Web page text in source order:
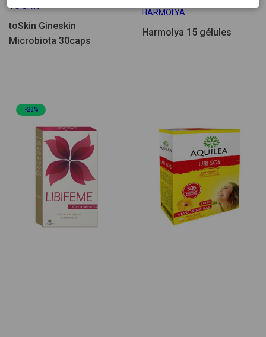
TO SKIN
toSkin Gineskin
Microbiota 30caps
HARMOLYA
Harmolya 15 gélules
-20%